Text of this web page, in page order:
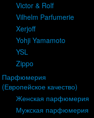
Victor & Rolf
Vilhelm Parfumerie
Xerjoff
Yohji Yamamoto
YSL
Zippo
Парфюмерия
(Европейское качество)
Женская парфюмерия
Мужская парфюмерия